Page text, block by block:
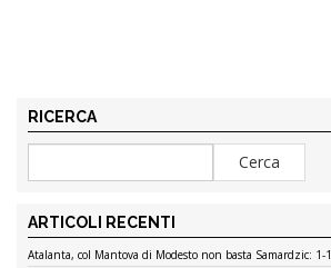
RICERCA
ARTICOLI RECENTI
Atalanta, col Mantova di Modesto non basta Samardzic: 1-1